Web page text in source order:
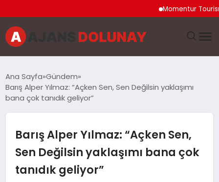
Momentur Tourism
EĞITIM
GÜNCEL
Ana Sayfa Gündem
Barış Alper Yılmaz: “Açken Sen, Sen Değilsin yaklaşımı
bana çok tanıdık geliyor”
Barış Alper Yılmaz: “Açken Sen,
Sen Değilsin yaklaşımı bana çok
tanıdık geliyor”